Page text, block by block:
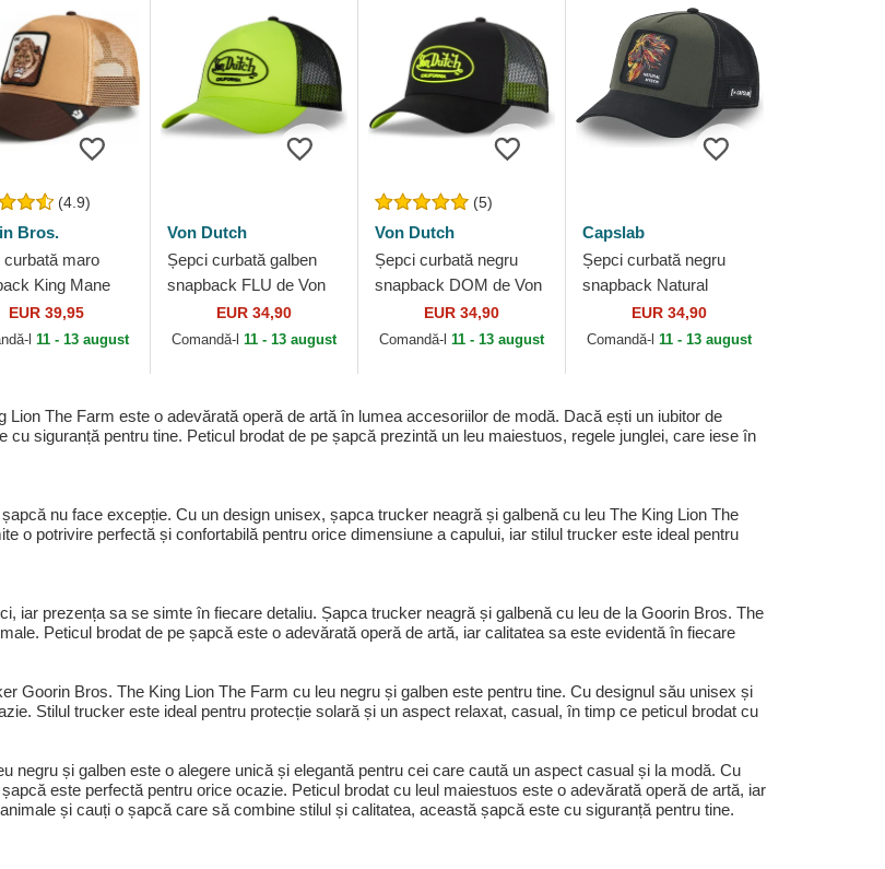
(4.9)
Bros.
curbată maro
King Mane
Farm Goorin
EUR 39,95
l 11 - 13 august
Von Dutch
Șepci curbată galben
snapback FLU de Von
EUR 34,90
Comandă-l 11 - 13 august
(5)
Von Dutch
Șepci curbată negru
snapback DOM de Von
EUR 34,90
Comandă-l 11 - 13 august
Capslab
Șepci curbată negru
snapback Natural
Mystik MYS Leu Fiare
mitice de Capslab
EUR 34,90
Comandă-l11 - 13 august
The Farm este o adevărată operă de artă în lumea accesoriilor de modă. Dacă ești un iubitor de
siguranță pentru tine. Peticul brodat de pe șapcă prezintă un leu maiestuos, regele junglei, care iese în
nu face excepție. Cu un design unisex, șapca trucker neagră și galbenă cu leu The King Lion The
o potrivire perfectă și confortabilă pentru orice dimensiune a capului, iar stilul trucker este ideal pentru
iar prezența sa se simte în fiecare detaliu. Șapca trucker neagră și galbenă cu leu de la Goorin Bros. The
Peticul brodat de pe șapcă este o adevărată operă de artă, iar calitatea sa este evidentă în fiecare
Goorin Bros. The King Lion The Farm cu leu negru și galben este pentru tine. Cu designul său unisex și
Stilul trucker este ideal pentru protecție solară și un aspect relaxat, casual, în timp ce peticul brodat cu
negru și galben este o alegere unică și elegantă pentru cei care caută un aspect casual și la modă. Cu
este perfectă pentru orice ocazie. Peticul brodat cu leul maiestuos este o adevărată operă de artă, iar
și cauți o șapcă care să combine stilul și calitatea, această șapcă este cu siguranță pentru tine.